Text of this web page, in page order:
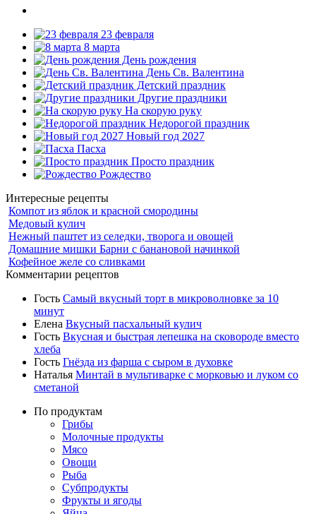
23 февраля
8 марта
День рождения
День Св. Валентина
Детский праздник
Другие праздники
На скорую руку
Недорогой праздник
Новый год 2027
Пасха
Просто праздник
Рождество
Интересные рецепты
Компот из яблок и красной смородины
Медовый кулич
Нежный паштет из селедки, творога и овощей
Домашние мишки Барни с банановой начинкой
Кофейное желе со сливками
Комментарии рецептов
Гость Самый вкусный торт в микроволновке за 10
минут
Елена Вкусный пасхальный кулич
Гость Вкусная и быстрая лепешка на сковороде вместо
хлеба
Гость Гнёзда из фарша с сыром в духовке
Наталья Минтай в мультиварке с морковью и луком со
сметаной
По продуктам
Грибы
Молочные продукты
Мясо
Овощи
Рыба
Субпродукты
Фрукты и ягоды